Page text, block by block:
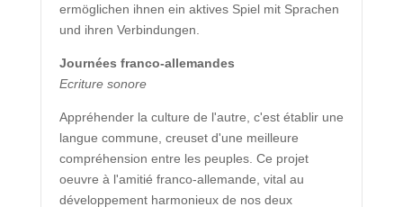
ermöglichen ihnen ein aktives Spiel mit Sprachen
und ihren Verbindungen.
Journées franco-allemandes
Ecriture sonore
Appréhender la culture de l'autre, c'est établir une
langue commune, creuset d'une meilleure
compréhension entre les peuples. Ce projet
oeuvre à l'amitié franco-allemande, vital au
développement harmonieux de nos deux